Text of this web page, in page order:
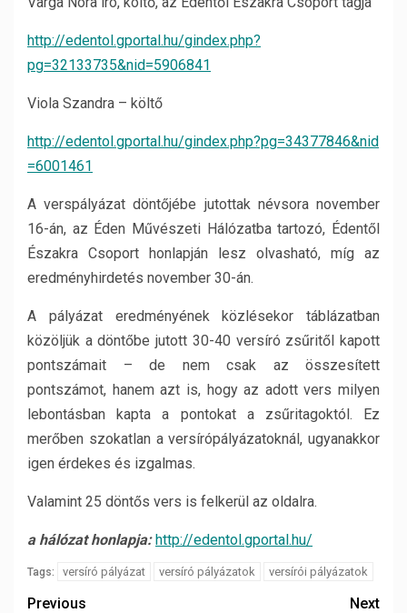
http://edentol.gportal.hu/gindex.php?
pg=32133735&nid=5906841
Viola Szandra – költő
http://edentol.gportal.hu/​gindex.php?pg=34377846&nid​
=6001461
A verspályázat döntőjébe jutottak névsora november
16-án, az Éden Művészeti Hálózatba tartozó, Édentől
Északra Csoport honlapján lesz olvasható, míg az
eredményhirdetés november 30-án.
A pályázat eredményének közlésekor táblázatban
közöljük a döntőbe jutott 30-40 versíró zsűritől kapott
pontszámait – de nem csak az összesített
pontszámot, hanem azt is, hogy az adott vers milyen
lebontásban kapta a pontokat a zsűritagoktól. Ez
merőben szokatlan a versírópályázatoknál, ugyanakkor
igen érdekes és izgalmas.
Valamint 25 döntős vers is felkerül az oldalra.
a hálózat honlapja: http://edentol.gportal.hu/
Tags: versíró pályázat versíró pályázatok versírói pályázatok
Previous
Next